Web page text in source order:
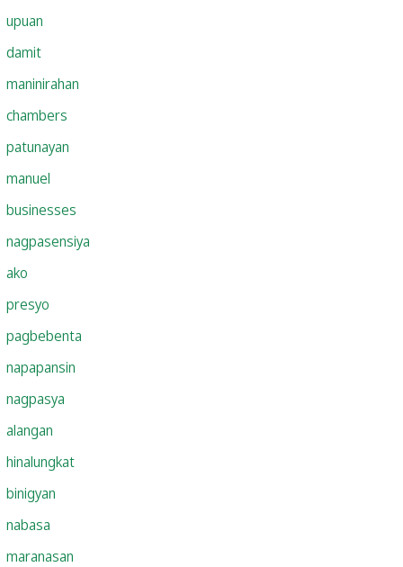
upuan
damit
maninirahan
chambers
patunayan
manuel
businesses
nagpasensiya
ako
presyo
pagbebenta
napapansin
nagpasya
alangan
hinalungkat
binigyan
nabasa
maranasan